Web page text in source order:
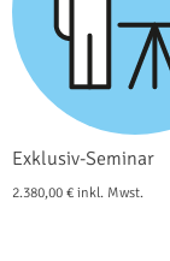
Exklusiv-Seminar
2.380,00 € inkl. Mwst.